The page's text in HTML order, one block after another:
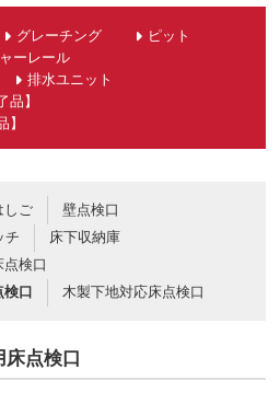
グレーチング
ピット
ーレール
排水ユニット
】
しご
壁点検口
チ
床下収納庫
検口
口
木製下地対応床点検口
床点検口